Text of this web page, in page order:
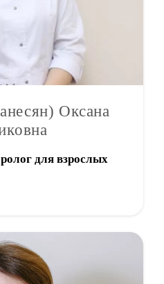
Оксана
для взрослых